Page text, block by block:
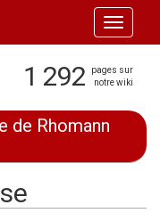
Toggle
1 292
pages sur
notre wiki
de Rhomann